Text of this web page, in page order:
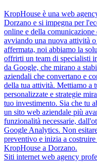
KropHouse è una web
Dorzano e si impegna per
online e della
avviando una nuova attività
affermata, noi abbiamo la
offrirti un team di specialisti
da Google, che mirano a
aziendali che convertano e
della tua attività. Mettiamo a
personalizzate e strategie
tuo investimento. Sia che tu
un sito web aziendale più
funzionalità necessarie,
Google Analytics. Non
preventivo e inizia a
KropHouse a Dorzano.
Siti internet web agency